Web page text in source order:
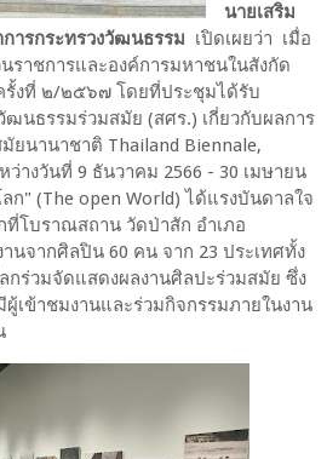
นายเสริม
ารกระทรวงวัฒนธรรม เปิดเผยว่า เมื่อ
ราชการและองค์การมหาชนในสังกัด
รั้งที่ ๒/๒๕๖๗ โดยที่ประชุมได้รับ
ฒนธรรมร่วมสมัย (สศร.) เกี่ยวกับผลการ
ยนานาชาติ Thailand Biennale,
ว่างวันที่ 9 ธันวาคม 2566 - 30 เมษายน
ก" (The open World) ได้แรงบันดาลใจ
ที่โบราณสถาน วัดป่าสัก อำเภอ
นจากศิลปิน 60 คน จาก 23 ประเทศทั้ง
กร่วมจัดแสดงผลงานศิลปะร่วมสมัย ซึ่ง
เข้าชมงานและร่วมกิจกรรมภายในงาน